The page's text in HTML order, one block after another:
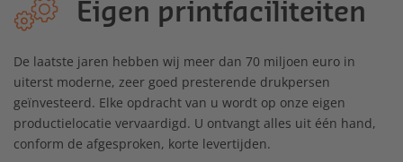
Eigen printfaciliteiten
De laatste jaren hebben wij meer dan 70 miljoen euro in
uiterst moderne, zeer goed presterende drukpersen
geïnvesteerd. Elke opdracht van u wordt op onze eigen
productielocatie vervaardigd. U ontvangt alles uit één hand,
conform de afgesproken, korte levertijden.